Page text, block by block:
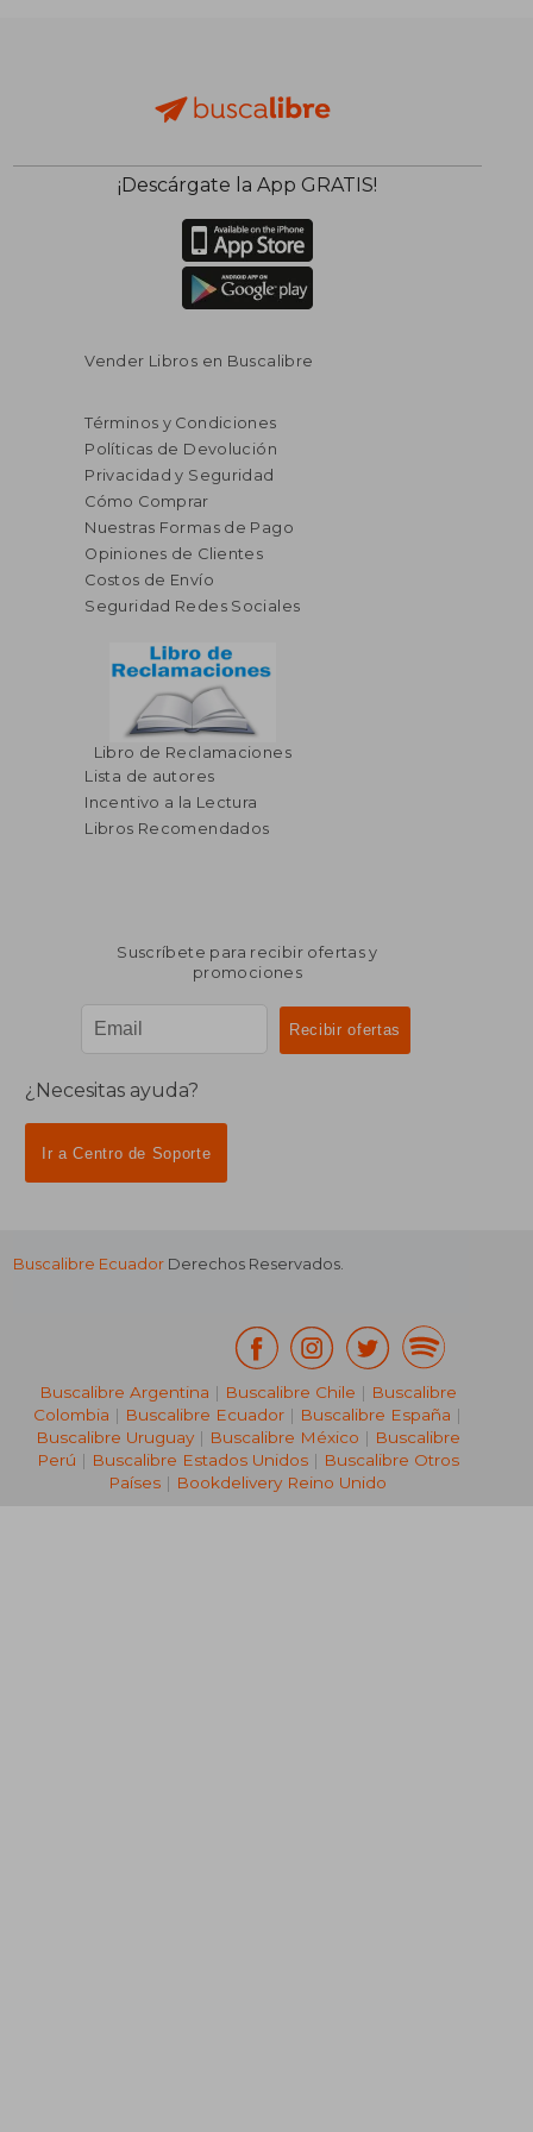
$ 194.05 45%
45%
dcto.
¡Descárgate la App GRATIS!
Vender Libros en Buscalibre
Términos y Condiciones
Políticas de Devolución
Privacidad y Seguridad
Cómo Comprar
Nuestras Formas de Pago
Opiniones de Clientes
Costos de Envío
Seguridad Redes Sociales
Libro de Reclamaciones
Lista de autores
Incentivo a la Lectura
Libros Recomendados
Suscríbete para recibir ofertas y
promociones
¿Necesitas ayuda?
Ir a Centro de Soporte
Buscalibre Ecuador Derechos Reservados.
Buscalibre Argentina | Buscalibre Chile | Buscalibre
Colombia | Buscalibre Ecuador | Buscalibre España |
Buscalibre Uruguay| Buscalibre México | Buscalibre
Perú | Buscalibre Estados Unidos| Buscalibre Otros
Países | Bookdelivery Reino Unido